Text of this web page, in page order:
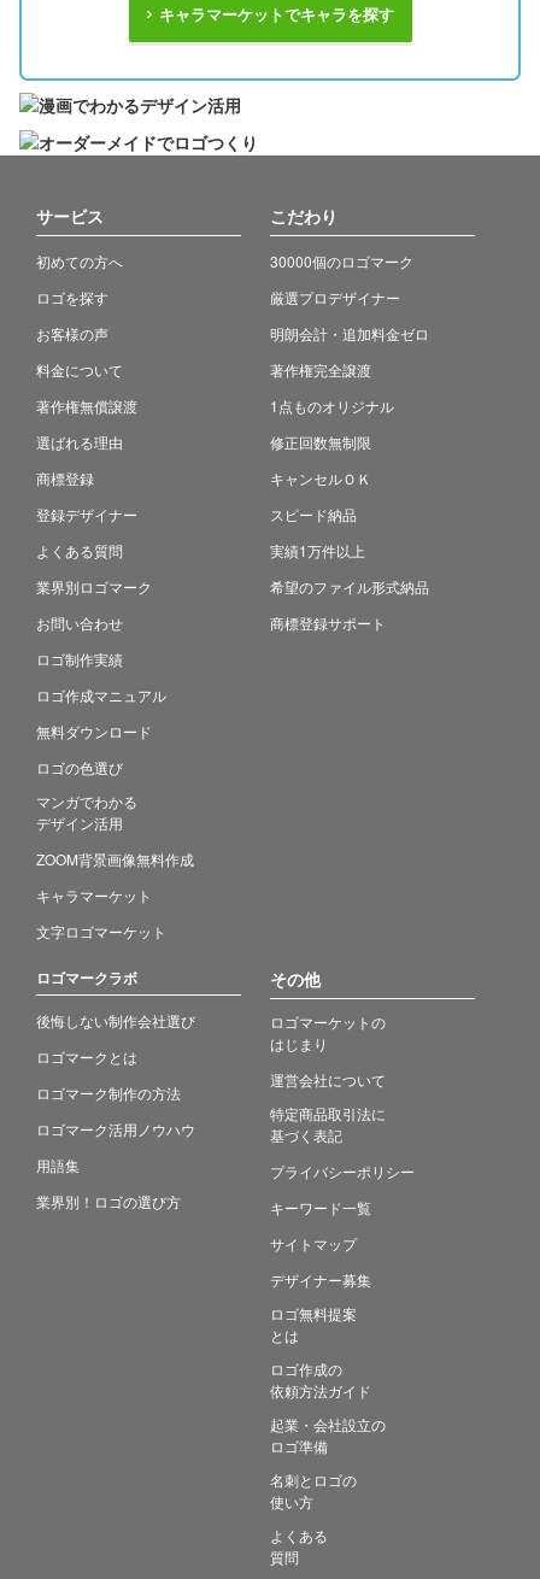
キャラマーケットでキャラを探す
サービス
初めての方へ
ロゴを探す
お客様の声
料金について
著作権無償譲渡
選ばれる理由
商標登録
登録デザイナー
よくある質問
業界別ロゴマーク
お問い合わせ
ロゴ制作実績
ロゴ作成マニュアル
無料ダウンロード
ロゴの色選び
マンガでわかる
デザイン活用
ZOOM背景画像無料作成
キャラマーケット
文字ロゴマーケット
こだわり
30000個のロゴマーク
厳選プロデザイナー
明朗会計・追加料金ゼロ
著作権完全譲渡
1点ものオリジナル
修正回数無制限
キャンセルＯＫ
スピード納品
実績1万件以上
希望のファイル形式納品
商標登録サポート
ロゴマークラボ
後悔しない制作会社選び
ロゴマークとは
ロゴマーク制作の方法
ロゴマーク活用ノウハウ
用語集
業界別！ロゴの選び方
その他
ロゴマーケットの
はじまり
運営会社について
特定商品取引法に
基づく表記
プライバシーポリシー
キーワード一覧
サイトマップ
デザイナー募集
ロゴ無料提案
とは
ロゴ作成の
依頼方法ガイド
起業・会社設立の
ロゴ準備
名刺とロゴの
使い方
よくある
質問